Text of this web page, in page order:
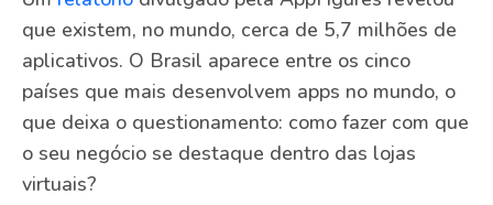
que existem, no mundo, cerca de 5,7 milhões de
aplicativos. O Brasil aparece entre os cinco
países que mais desenvolvem apps no mundo, o
que deixa o questionamento: como fazer com que
o seu negócio se destaque dentro das lojas
virtuais?